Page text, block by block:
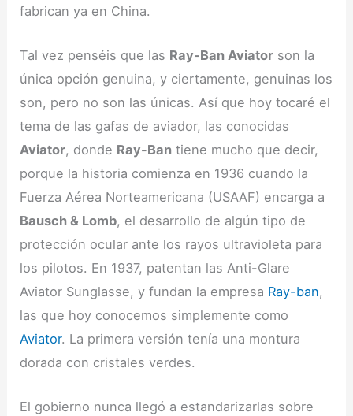
fabrican ya en China.
Tal vez penséis que las Ray-Ban Aviator son la
única opción genuina, y ciertamente, genuinas los
son, pero no son las únicas. Así que hoy tocaré el
tema de las gafas de aviador, las conocidas
Aviator, donde Ray-Ban tiene mucho que decir,
porque la historia comienza en 1936 cuando la
Fuerza Aérea Norteamericana (USAAF) encarga a
Bausch & Lomb, el desarrollo de algún tipo de
protección ocular ante los rayos ultravioleta para
los pilotos. En 1937, patentan las Anti-Glare
Aviator Sunglasse, y fundan la empresa Ray-ban,
las que hoy conocemos simplemente como
Aviator. La primera versión tenía una montura
dorada con cristales verdes.
El gobierno nunca llegó a estandarizarlas sobre